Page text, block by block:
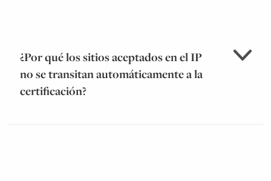
¿Por qué los sitios aceptados en el IP
no se transitan automáticamente a la
certificación?